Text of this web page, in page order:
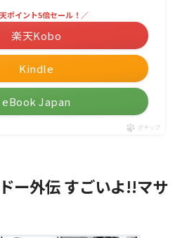
Kindle
ポイント5倍セール！／
楽天Kobo
eBook Japan
ポチップ
ー外伝 すごいよ!!マサ